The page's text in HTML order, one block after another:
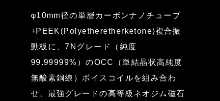
φ10mm径の単層カーボンナノチューブ
+PEEK(Polyetheretherketone)複合振
動板に、7Nグレード（純度
99.99999%）のOCC（単結晶状高純度
無酸素銅線）ボイスコイルを組み合わ
せ、最強グレードの高等級ネオジム磁石